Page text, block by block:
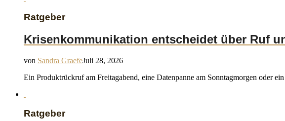
Ratgeber
Krisenkommunikation entscheidet über Ruf
von Sandra GraefeJuli 28, 2026
Ein Produktrückruf am Freitagabend, eine Datenpanne am Sonntagmorgen oder
Ratgeber